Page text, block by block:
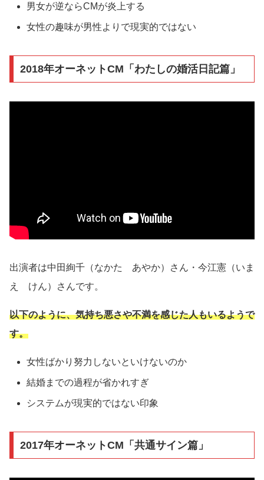
男女が逆ならCMが炎上する
女性の趣味が男性よりで現実的ではない
2018年オーネットCM「わたしの婚活日記篇」
出演者は中田絢千（なかた あやか）さん・今江憲（いま
え けん）さんです。
以下のように、気持ち悪さや不満を感じた人もいるようで
す。
女性ばかり努力しないといけないのか
結婚までの過程が省かれすぎ
システムが現実的ではない印象
2017年オーネットCM「共通サイン篇」